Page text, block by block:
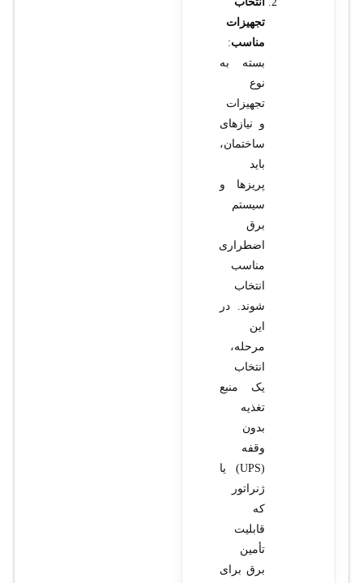
تجهیزات
مناسب:
بسته به
نوع
تجهیزات
و نیازهای
ساختمان،
باید
پریزها و
سیستم
برق
اضطراری
مناسب
انتخاب
شوند. در
این
مرحله،
انتخاب
یک منبع
تغذیه
بدون
وقفه
(UPS) یا
ژنراتور
که
قابلیت
تأمین
برق برای